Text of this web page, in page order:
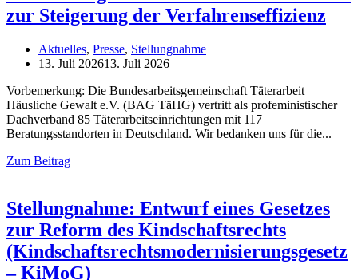
zur Steigerung der Verfahrenseffizienz
Aktuelles, Presse, Stellungnahme
13. Juli 202613. Juli 2026
Vorbemerkung: Die Bundesarbeitsgemeinschaft Täterarbeit
Häusliche Gewalt e.V. (BAG TäHG) vertritt als profeministischer
Dachverband 85 Täterarbeitseinrichtungen mit 117
Beratungsstandorten in Deutschland. Wir bedanken uns für die
Zum Beitrag
Stellungnahme: Entwurf eines Gesetzes
zur Reform des Kindschaftsrechts
(Kindschaftsrechtsmodernisierungsgesetz
– KiMoG)